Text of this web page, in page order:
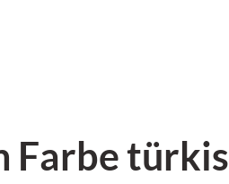
Farbe türkis